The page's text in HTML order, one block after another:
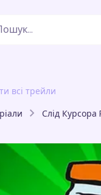
всі трейли
Слід